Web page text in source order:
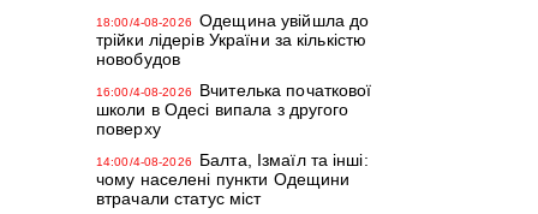
18:00/4-08-2026
Одещина увійшла до
трійки лідерів України за кількістю
новобудов
16:00/4-08-2026
Вчителька початкової
школи в Одесі випала з другого
поверху
14:00/4-08-2026
Балта, Ізмаїл та інші:
чому населені пункти Одещини
втрачали статус міст